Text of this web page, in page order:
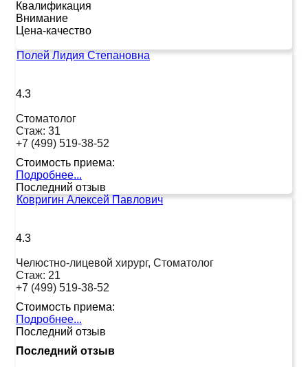
Квалификация
Внимание
Цена-качество
Полей Лидия Степановна
4.3
Стоматолог
Стаж: 31
+7 (499) 519-38-52
Стоимость приема:
Подробнее...
Последний отзыв
Ковригин Алексей Павлович
4.3
Челюстно-лицевой хирург, Стоматолог
Стаж: 21
+7 (499) 519-38-52
Стоимость приема:
Подробнее...
Последний отзыв
Последний отзыв